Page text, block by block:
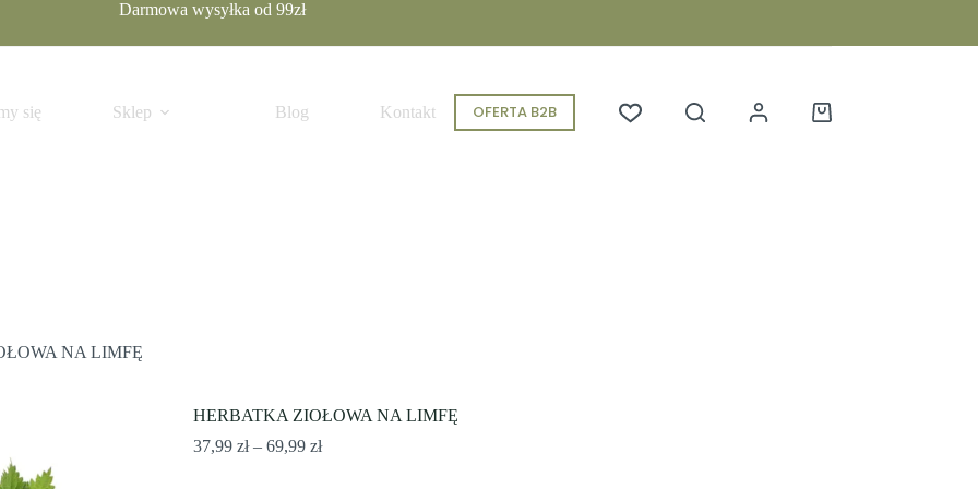
Darmowa wysyłka od 99zł
się Sklep Blog Kontakt OFERTA B2B Koszyk
NA LIMFĘ
HERBATKA ZIOŁOWA NA LIMFĘ
37,99 zł – 69,99 złZakres